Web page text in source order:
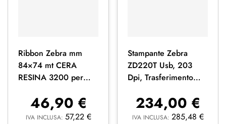
Ribbon Zebra mm
84×74 mt CERA
RESINA 3200 per
12 pz46,90 €
IVA INCLUSA: 57,22 €
Stampante Zebra
ZD220T Usb, 203
Dpi, Trasferimento
Zebradesigner
234,00 €
IVA INCLUSA: 285,48 €